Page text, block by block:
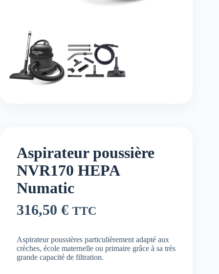
Aspirateur poussière
NVR170 HEPA
Numatic
316,50 € TTC
Aspirateur poussières particulièrement adapté aux
crèches, école maternelle ou primaire grâce à sa très
grande capacité de filtration.